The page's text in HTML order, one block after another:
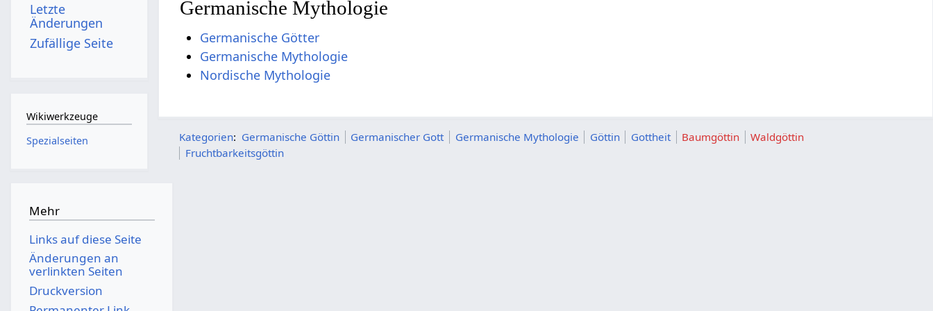
Germanische Mythologie
Germanische Götter
Germanische Mythologie
Nordische Mythologie
Kategorien: Germanische Göttin Germanischer Gott Germanische Mythologie Göttin Gottheit Baumgöttin
Waldgöttin
Fruchtbarkeitsgöttin
Letzte
Änderungen
Zufällige Seite
Wikiwerkzeuge
Spezialseiten
Mehr
Links auf diese Seite
Änderungen an
verlinkten Seiten
Druckversion